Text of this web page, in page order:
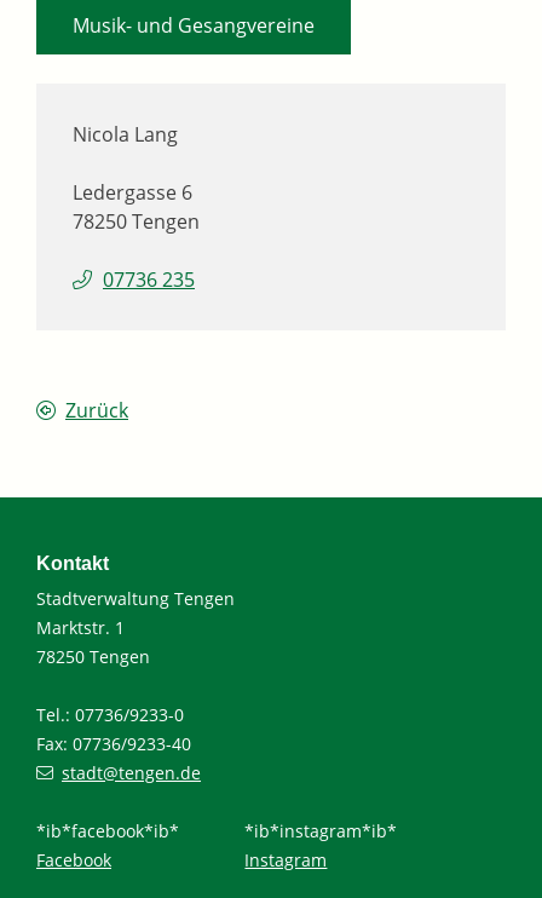
Nicola Lang
Ledergasse 6
78250Tengen
07736 235
Musik- und Gesangvereine
Zurück
Kontakt
Stadtverwaltung Tengen
Marktstr. 1
78250 Tengen
Tel.: 07736/9233-0
Fax: 07736/9233-40
stadt@tengen.de
*ib*facebook*ib*
Facebook
*ib*instagram*ib*
Instagram